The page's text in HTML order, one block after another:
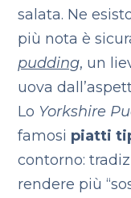
salata. Ne
più nota è
pudding, un
uova
Lo Yorkshire
famosi piatti
contorno:
rendere più